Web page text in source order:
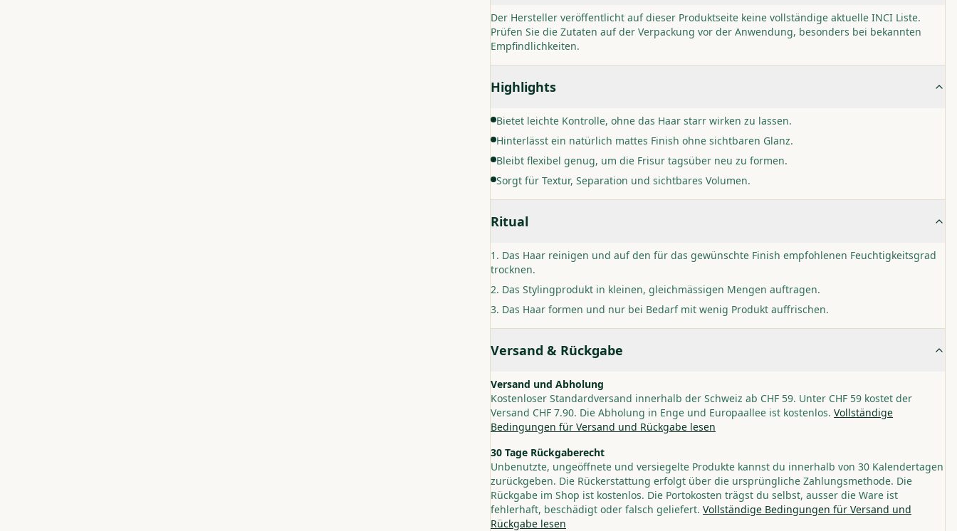
Der Hersteller veröffentlicht auf dieser Produktseite keine vollständige aktuelle INCI Liste.
Prüfen Sie die Zutaten auf der Verpackung vor der Anwendung, besonders bei bekannten
Empfindlichkeiten.
Highlights
Bietet leichte Kontrolle, ohne das Haar starr wirken zu lassen.
Hinterlässt ein natürlich mattes Finish ohne sichtbaren Glanz.
Bleibt flexibel genug, um die Frisur tagsüber neu zu formen.
Sorgt für Textur, Separation und sichtbares Volumen.
Ritual
Das Haar reinigen und auf den für das gewünschte Finish empfohlenen Feuchtigkeitsgrad
trocknen.
Das Stylingprodukt in kleinen, gleichmässigen Mengen auftragen.
Das Haar formen und nur bei Bedarf mit wenig Produkt auffrischen.
Versand & Rückgabe
Versand und Abholung
Kostenloser Standardversand innerhalb der Schweiz ab CHF 59. Unter CHF 59 kostet der
Versand CHF 7.90. Die Abholung in Enge und Europaallee ist kostenlos. Vollständige
Bedingungen für Versand und Rückgabe lesen
30 Tage Rückgaberecht
Unbenutzte, ungeöffnete und versiegelte Produkte kannst du innerhalb von 30 Kalendertagen
zurückgeben. Die Rückerstattung erfolgt über die ursprüngliche Zahlungsmethode. Die
Rückgabe im Shop ist kostenlos. Die Portokosten trägst du selbst, ausser die Ware ist
fehlerhaft, beschädigt oder falsch geliefert. Vollständige Bedingungen für Versand und
Rückgabe lesen